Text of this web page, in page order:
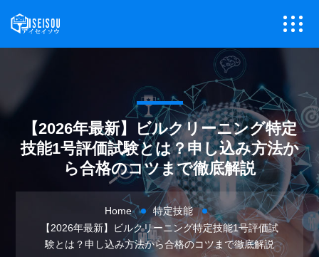
【2026年最新】ビルクリーニング特定
技能1号評価試験とは？申し込み方法か
ら合格のコツまで徹底解説
Home
特定技能
【2026年最新】ビルクリーニング特定技能1号評価試
験とは？申し込み方法から合格のコツまで徹底解説